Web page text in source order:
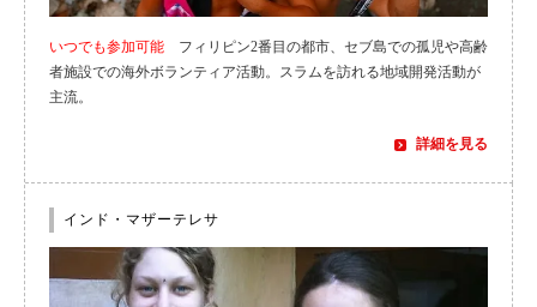
いつでも参加可能 フィリピン2番目の都市、セブ島での孤児や高齢
者施設での海外ボランティア活動。スラムを訪れる地域開発活動が
主流。
詳細を見る
インド・マザーテレサ